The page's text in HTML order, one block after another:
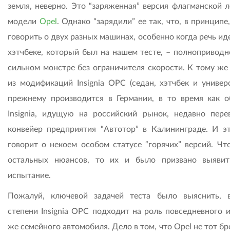
земля, неверно. Это “заряженная” версия флагманской
модели Opel . Однако “зарядили” ее так, что, в
говорить о двух разных машинах, особенно когда речь
хэтчбеке, который был на нашем тесте, –
сильном монстре без ограничителя скорости. К тому
из модификаций Insignia OPC (седан, хэтчбек и
прежнему производится в Германии, в то время как
Insignia, идущую на российский рынок, недавно
конвейер предприятия “Автотор” в Калининграде. И
говорит о некоем особом статусе “горячих” версий.
остальных нюансов, то их и было призвано
испытание.
Пожалуй, ключевой задачей теста было выяснить,
степени Insignia OPC подходит на роль повседневного
же семейного автомобиля. Дело в том, что Opel не тот